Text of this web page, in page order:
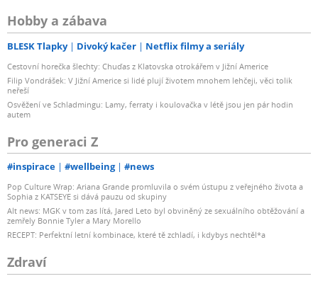
Hobby a zábava
BLESK Tlapky Divoký kačer Netflix filmy a seriály
Cestovní horečka šlechty: Chuďas z Klatovska otrokářem v Jižní Americe
Filip Vondrášek: V Jižní Americe si lidé plují životem mnohem lehčeji, věci tolik
neřeší
Osvěžení ve Schladmingu: Lamy, ferraty i koulovačka v létě jsou jen pár hodin
autem
Pro generaci Z
#inspirace #wellbeing #news
Pop Culture Wrap: Ariana Grande promluvila o svém ústupu z veřejného života a
Sophia z KATSEYE si dává pauzu od skupiny
Alt news: MGK v tom zas lítá, Jared Leto byl obviněný ze sexuálního obtěžování a
zemřely Bonnie Tyler a Mary Morello
RECEPT: Perfektní letní kombinace, které tě zchladí, i kdybys nechtěl*a
Zdraví